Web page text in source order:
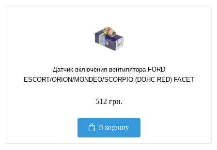
Датчик включения вентилятора FORD
ESCORT/ORION/MONDEO/SCORPIO (DOHC RED) FACET
512 грн.
В корзину